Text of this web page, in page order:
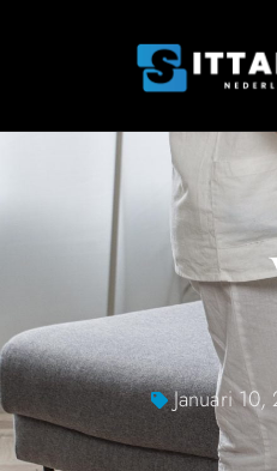
Januari